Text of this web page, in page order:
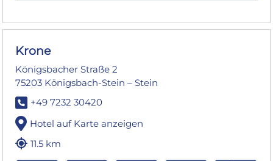
Krone
Königsbacher Straße 2
75203 Königsbach-Stein – Stein
+49 7232 30420
Hotel auf Karte anzeigen
11.5 km